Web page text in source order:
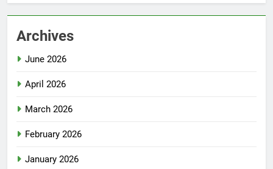
Archives
June 2026
April 2026
March 2026
February 2026
January 2026